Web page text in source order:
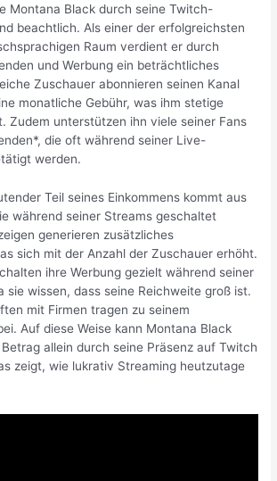
Montana Black durch seine Twitch-
beachtlich. Als einer der erfolgreichsten
Raum verdient er durch
und Werbung ein beträchtliches
Zuschauer abonnieren seinen Kanal
monatliche Gebühr, was ihm stetige
Zudem unterstützen ihn viele seiner Fans
die oft während seiner Live-
werden.
Teil seines Einkommens kommt aus
während seiner Streams geschaltet
generieren zusätzliches
sich mit der Anzahl der Zuschauer erhöht.
ihre Werbung gezielt während seiner
sie wissen, dass seine Reichweite groß ist.
mit Firmen tragen zu seinem
Auf diese Weise kann Montana Black
allein durch seine Präsenz auf Twitch
zeigt, wie lukrativ Streaming heutzutage